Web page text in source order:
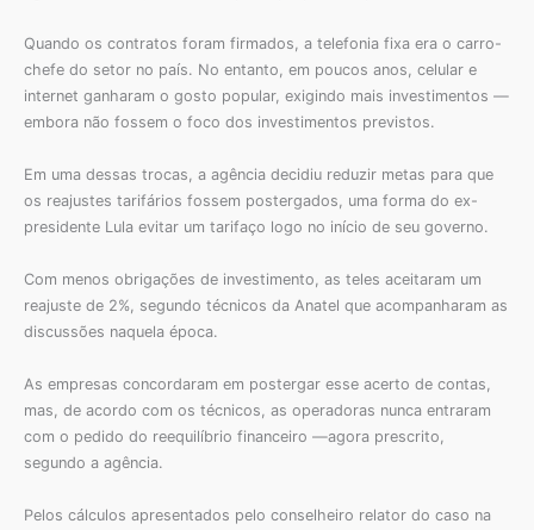
Quando os contratos foram firmados, a telefonia fixa era o carro-
chefe do setor no país. No entanto, em poucos anos, celular e
internet ganharam o gosto popular, exigindo mais investimentos —
embora não fossem o foco dos investimentos previstos.
Em uma dessas trocas, a agência decidiu reduzir metas para que
os reajustes tarifários fossem postergados, uma forma do ex-
presidente Lula evitar um tarifaço logo no início de seu governo.
Com menos obrigações de investimento, as teles aceitaram um
reajuste de 2%, segundo técnicos da Anatel que acompanharam as
discussões naquela época.
As empresas concordaram em postergar esse acerto de contas,
mas, de acordo com os técnicos, as operadoras nunca entraram
com o pedido do reequilíbrio financeiro —agora prescrito,
segundo a agência.
Pelos cálculos apresentados pelo conselheiro relator do caso na